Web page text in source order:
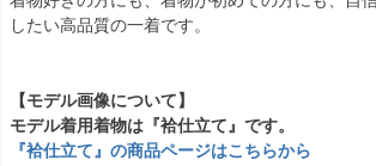
したい高品質の一着です。
【モデル画像について】
モデル着用着物は『袷仕立て』です。
『袷仕立て』の商品ページはこちらから